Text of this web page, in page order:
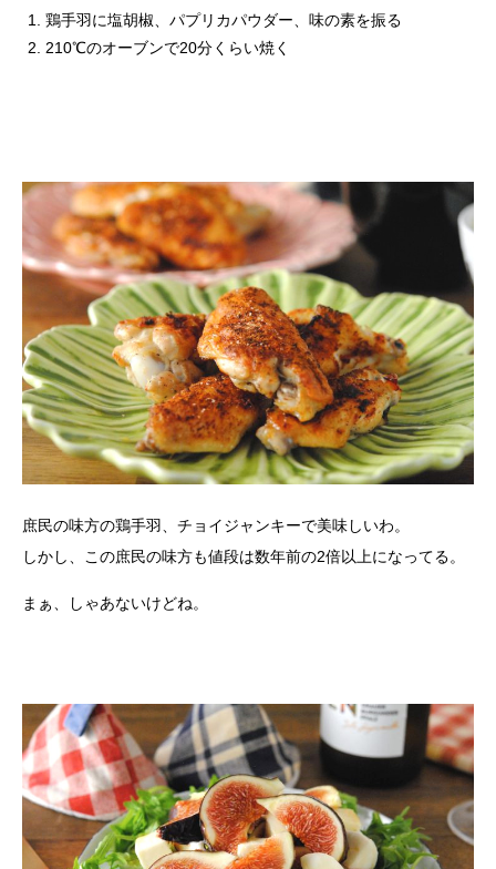
鶏手羽に塩胡椒、パプリカパウダー、味の素を振る
210℃のオーブンで20分くらい焼く
庶民の味方の鶏手羽、チョイジャンキーで美味しいわ。
しかし、この庶民の味方も値段は数年前の2倍以上になってる。
まぁ、しゃあないけどね。